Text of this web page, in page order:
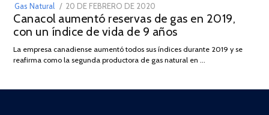
Gas Natural
POSTED
ON
20 DE FEBRERO DE 2020
DE
JULIO
2025
Canacol aumentó reservas de gas en 2019,
con un índice de vida de 9 años
La empresa canadiense aumentó todos sus índices durante 2019 y se
reafirma como la segunda productora de gas natural en …